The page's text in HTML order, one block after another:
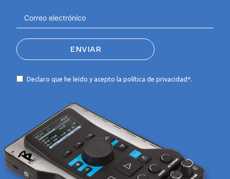
ENVIAR
Declaro que he leído y acepto lapolítica de privacidad*.